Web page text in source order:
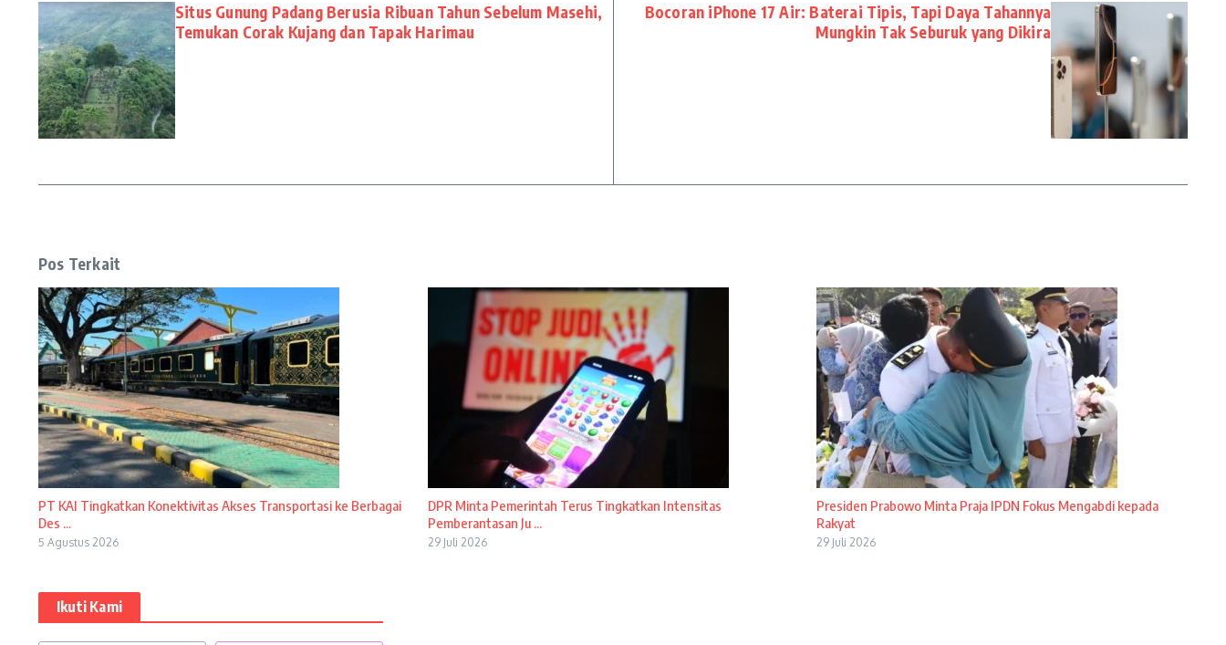
Situs Gunung Padang Berusia Ribuan Tahun Sebelum Masehi,
Temukan Corak Kujang dan Tapak Harimau
Bocoran iPhone 17 Air: Baterai Tipis, Tapi Daya Tahannya
Mungkin Tak Seburuk yang Dikira
Pos Terkait
PT KAI Tingkatkan Konektivitas Akses Transportasi ke Berbagai
Des ...
5 Agustus 2026
DPR Minta Pemerintah Terus Tingkatkan Intensitas
Pemberantasan Ju ...
29 Juli 2026
Presiden Prabowo Minta Praja IPDN Fokus Mengabdi kepada
Rakyat
29 Juli 2026
Ikuti Kami